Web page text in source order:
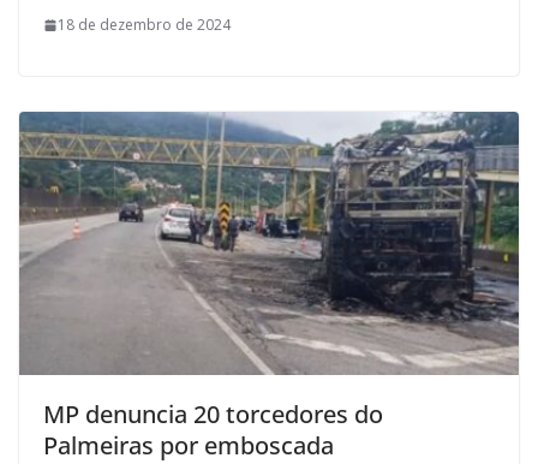
18 de dezembro de 2024
MP denuncia 20 torcedores do
Palmeiras por emboscada